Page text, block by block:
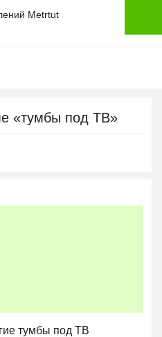
«тумбы под ТВ»
тумбы под ТВ